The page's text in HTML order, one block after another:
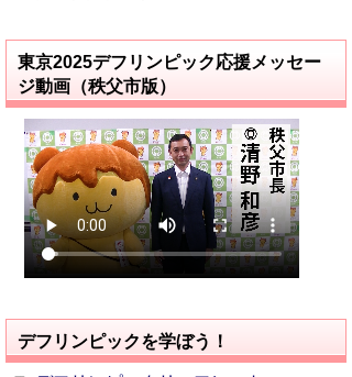
東京2025デフリンピック応援メッセー
ジ動画（秩父市版）
デフリンピックを学ぼう！